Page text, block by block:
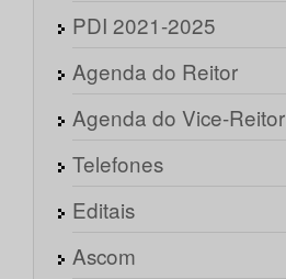
PDI 2021-2025
Agenda do Reitor
Agenda do Vice-Reitor
Telefones
Editais
Ascom